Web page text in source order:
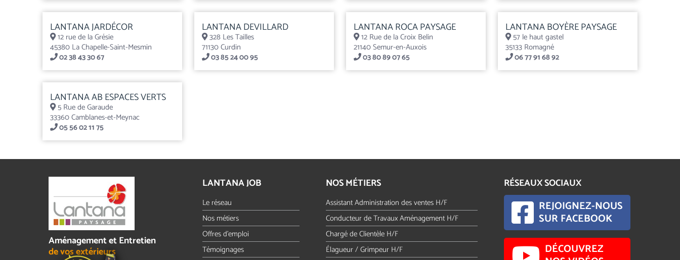
LANTANA JARDÉCOR
12 rue de la Grésie
45380 La Chapelle-Saint-Mesmin
02 38 43 30 67
LANTANA DEVILLARD
328 Les Tailles
71130 Curdin
03 85 24 00 95
LANTANA ROCA PAYSAGE
12 Rue de la Croix Belin
21140 Semur-en-Auxois
03 80 89 07 65
LANTANA BOYÈRE PAYSAGE
57 le haut gastel
35133 Romagné
06 77 91 68 92
LANTANA AB ESPACES VERTS
5 Rue de Garaude
33360 Camblanes-et-Meynac
05 56 02 11 75
Aménagement et Entretien
de vos extérieurs
LANTANA JOB
Le réseau
Nos métiers
Offres d'emploi
Témoignages
NOS MÉTIERS
Assistant Administration des ventes H/F
Conducteur de Travaux Aménagement H/F
Chargé de Clientèle H/F
Élagueur / Grimpeur H/F
RÉSEAUX SOCIAUX
REJOIGNEZ-NOUS
SUR FACEBOOK
DÉCOUVREZ